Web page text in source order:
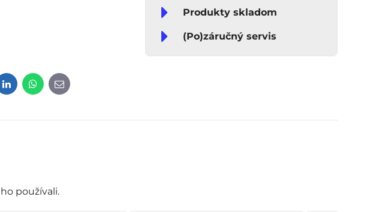
Produkty skladom
(Po)záručný servis
LinkedInWhatsApp
E-
mail
používali.